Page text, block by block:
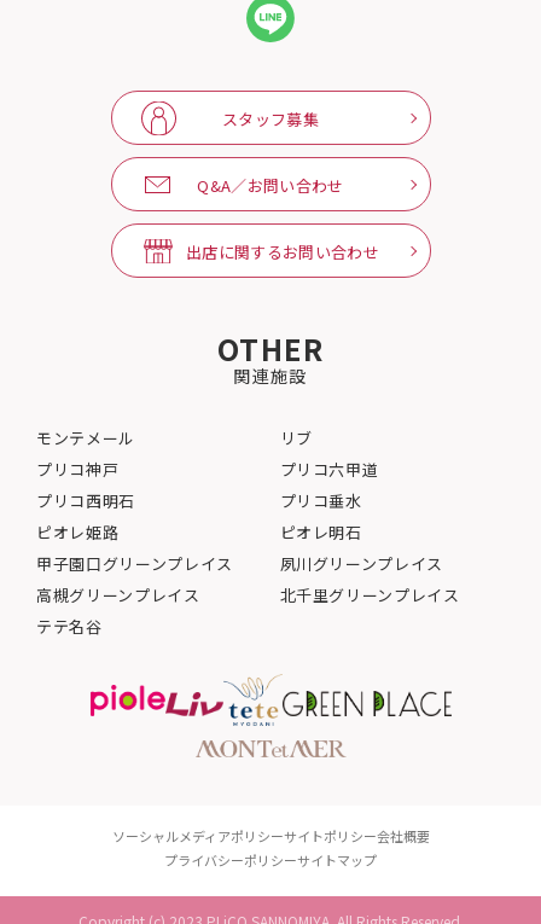
スタッフ募集
Q&A／お問い合わせ
出店に関するお問い合わせ
OTHER
関連施設
モンテメール
リブ
プリコ神戸
プリコ六甲道
プリコ西明石
プリコ垂水
ピオレ姫路
ピオレ明石
甲子園口グリーンプレイス
夙川グリーンプレイス
高槻グリーンプレイス
北千里グリーンプレイス
テテ名谷
ソーシャルメディアポリシーサイトポリシー会社概要
プライバシーポリシーサイトマップ